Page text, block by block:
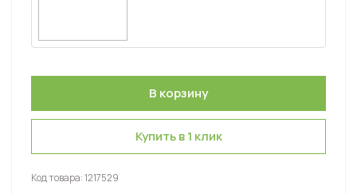
Купить в 1 клик
Код товара:1217529